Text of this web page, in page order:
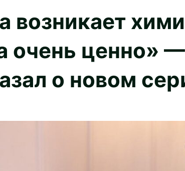
возникает
очень ценно»
о новом